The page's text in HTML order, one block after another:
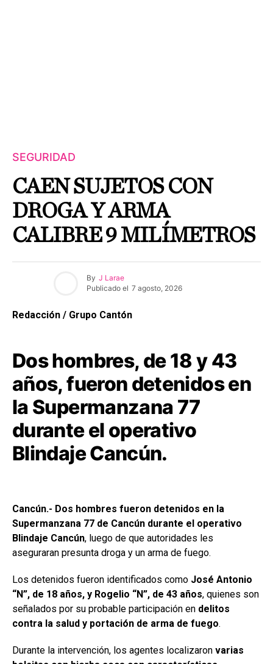
SEGURIDAD
CAEN SUJETOS CON
DROGA Y ARMA
CALIBRE 9 MILÍMETROS
By J Larae
Publicado el 7 agosto, 2026
Redacción / Grupo Cantón
Dos hombres, de 18 y 43
años, fueron detenidos en
la Supermanzana 77
durante el operativo
Blindaje Cancún.
Cancún.- Dos hombres fueron detenidos en la
Supermanzana 77 de Cancún durante el operativo
Blindaje Cancún, luego de que autoridades les
aseguraran presunta droga y un arma de fuego.
Los detenidos fueron identificados como José Antonio
“N”, de 18 años, y Rogelio “N”, de 43 años, quienes son
señalados por su probable participación en delitos
contra la salud y portación de arma de fuego.
Durante la intervención, los agentes localizaron varias